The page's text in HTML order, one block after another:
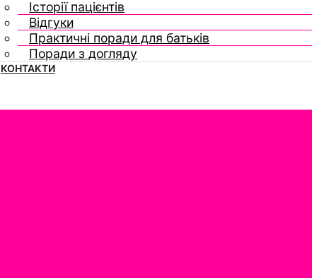
Історії пацієнтів
Відгуки
Практичні поради для батьків
Поради з догляду
КОНТАКТИ